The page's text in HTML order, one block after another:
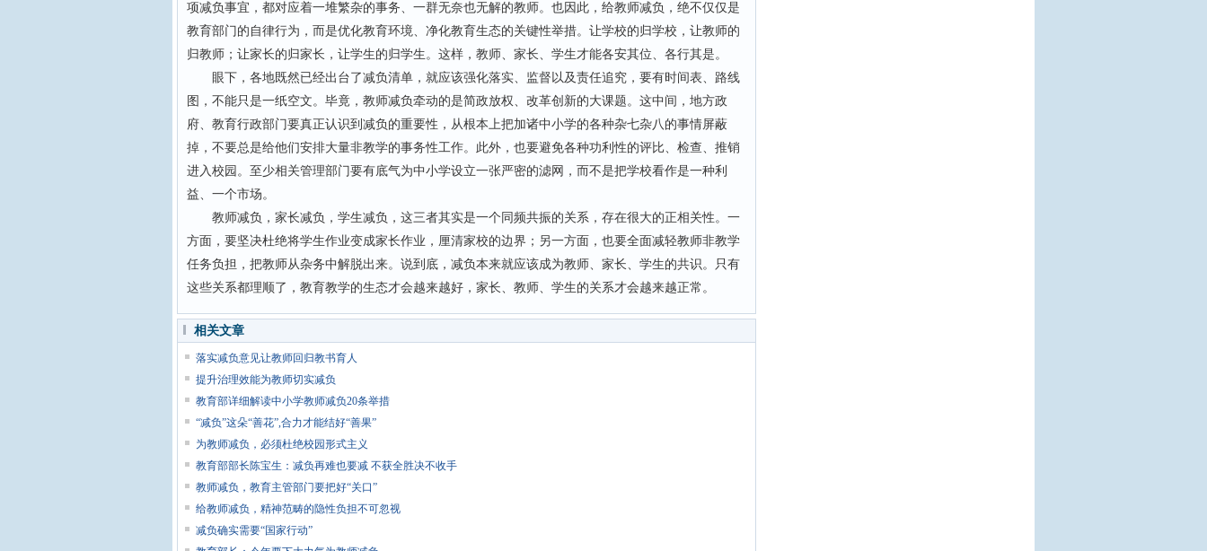
项减负事宜，都对应着一堆繁杂的事务、一群无奈也无解的教师。也因此，给教师减负，绝不仅仅是
教育部门的自律行为，而是优化教育环境、净化教育生态的关键性举措。让学校的归学校，让教师的
归教师；让家长的归家长，让学生的归学生。这样，教师、家长、学生才能各安其位、各行其是。
眼下，各地既然已经出台了减负清单，就应该强化落实、监督以及责任追究，要有时间表、路线
图，不能只是一纸空文。毕竟，教师减负牵动的是简政放权、改革创新的大课题。这中间，地方政
府、教育行政部门要真正认识到减负的重要性，从根本上把加诸中小学的各种杂七杂八的事情屏蔽
掉，不要总是给他们安排大量非教学的事务性工作。此外，也要避免各种功利性的评比、检查、推销
进入校园。至少相关管理部门要有底气为中小学设立一张严密的滤网，而不是把学校看作是一种利
益、一个市场。
教师减负，家长减负，学生减负，这三者其实是一个同频共振的关系，存在很大的正相关性。一
方面，要坚决杜绝将学生作业变成家长作业，厘清家校的边界；另一方面，也要全面减轻教师非教学
任务负担，把教师从杂务中解脱出来。说到底，减负本来就应该成为教师、家长、学生的共识。只有
这些关系都理顺了，教育教学的生态才会越来越好，家长、教师、学生的关系才会越来越正常。
相关文章
落实减负意见让教师回归教书育人
提升治理效能为教师切实减负
教育部详细解读中小学教师减负20条举措
“减负”这朵“善花”,合力才能结好“善果”
为教师减负，必须杜绝校园形式主义
教育部部长陈宝生：减负再难也要减 不获全胜决不收手
教师减负，教育主管部门要把好“关口”
给教师减负，精神范畴的隐性负担不可忽视
减负确实需要“国家行动”